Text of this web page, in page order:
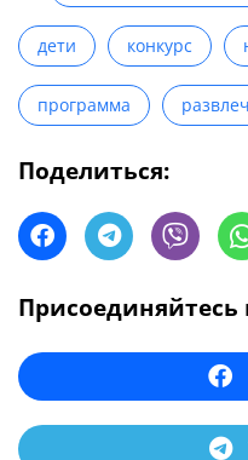
дети конкурс
программа
Поделиться:
Присоединяйтесь